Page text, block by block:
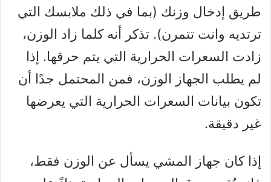
طريق إدخال وزنك (بما في ذلك ملابسك التي
ترتديه وانت تتمرن). تذكر أنه كلما زاد الوزن،
زادت السعرات الحرارية التي يتم حرقها. إذا
لم يطلب الجهاز الوزن، فمن المحتمل جدًا أن
تكون بيانات السعرات الحرارية التي يعرضها
غير دقيقة.
إذا كان جهاز المشي يسأل عن الوزن فقط،